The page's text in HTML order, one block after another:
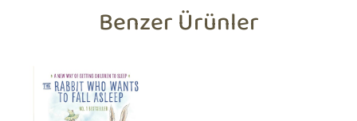
Benzer Ürünler